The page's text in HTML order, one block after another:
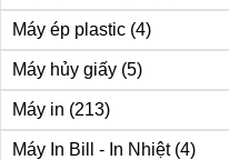
Máy ép plastic (4)
Máy hủy giấy (5)
Máy in (213)
Máy In Bill - In Nhiệt (4)